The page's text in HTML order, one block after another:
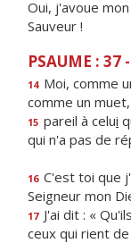
Oui, j'avoue
Sauveur !
PSAUME : 37
14 Moi, comme
comme un
15 pareil à celui
qui n'a pas de
16 C'est toi que
Seigneur mon
17 J'ai dit : «
ceux qui rient